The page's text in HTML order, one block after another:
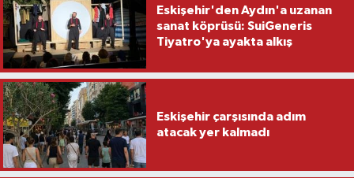
Eskişehir'den Aydın'a uzanan
sanat köprüsü: SuiGeneris
Tiyatro'ya ayakta alkış
Eskişehir çarşısında adım
atacak yer kalmadı